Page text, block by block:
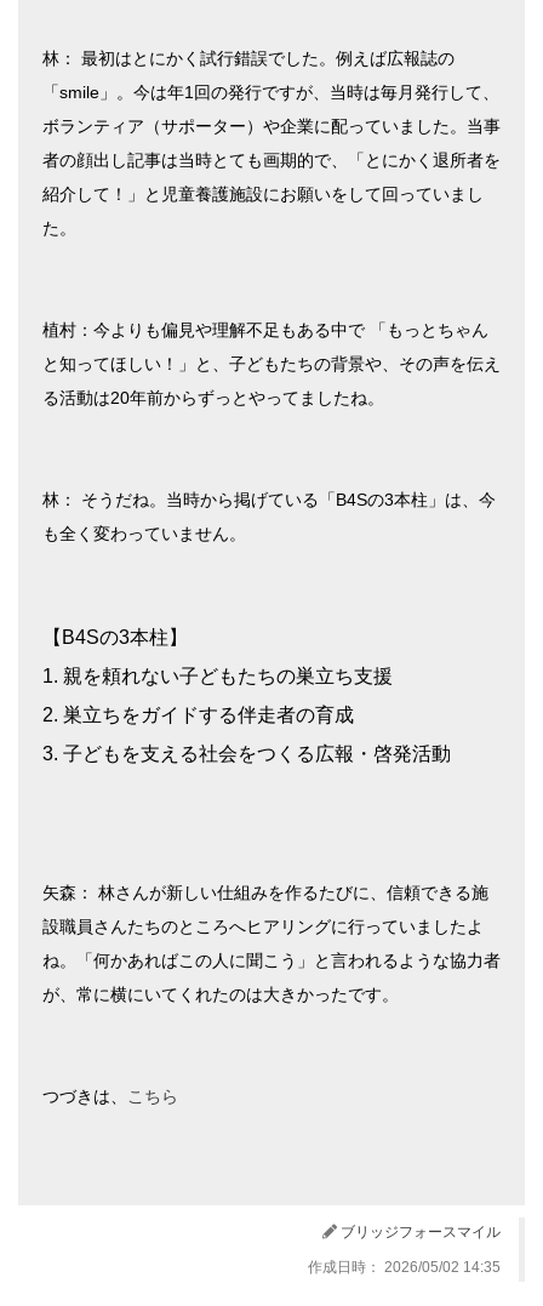
林： 最初はとにかく試行錯誤でした。例えば広報誌の
「smile」。今は年1回の発行ですが、当時は毎月発行して、
ボランティア（サポーター）や企業に配っていました。当事
者の顔出し記事は当時とても画期的で、「とにかく退所者を
紹介して！」と児童養護施設にお願いをして回っていまし
た。
植村：今よりも偏見や理解不足もある中で 「もっとちゃん
と知ってほしい！」と、子どもたちの背景や、その声を伝え
る活動は20年前からずっとやってましたね。
林： そうだね。当時から掲げている「B4Sの3本柱」は、今
も全く変わっていません。
【B4Sの3本柱】
1. 親を頼れない子どもたちの巣立ち支援
2. 巣立ちをガイドする伴走者の育成
3. 子どもを支える社会をつくる広報・啓発活動
矢森： 林さんが新しい仕組みを作るたびに、信頼できる施
設職員さんたちのところへヒアリングに行っていましたよ
ね。「何かあればこの人に聞こう」と言われるような協力者
が、常に横にいてくれたのは大きかったです。
つづきは、 こちら
ブリッジフォースマイル
作成日時： 2026/05/02 14:35